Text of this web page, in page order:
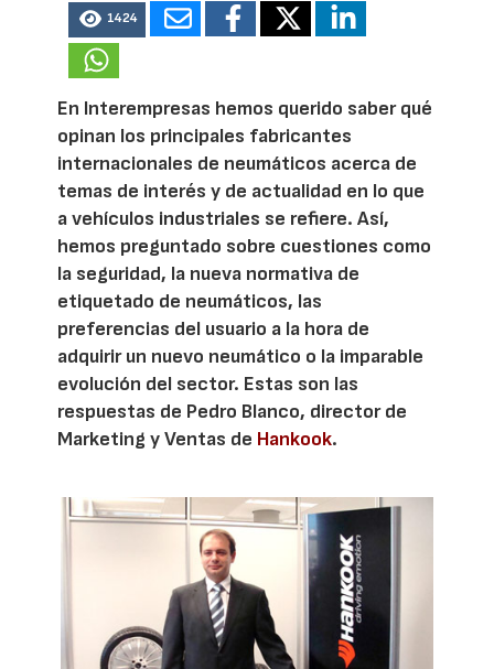
1424
En Interempresas hemos querido saber qué
opinan los principales fabricantes
internacionales de neumáticos acerca de
temas de interés y de actualidad en lo que
a vehículos industriales se refiere. Así,
hemos preguntado sobre cuestiones como
la seguridad, la nueva normativa de
etiquetado de neumáticos, las
preferencias del usuario a la hora de
adquirir un nuevo neumático o la imparable
evolución del sector. Estas son las
respuestas de Pedro Blanco, director de
Marketing y Ventas de Hankook.